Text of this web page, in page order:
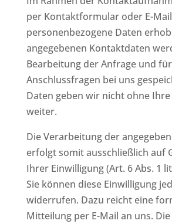
per Kontaktformular oder E-
personenbezogene Daten
angegebenen Kontaktdaten
Bearbeitung der Anfrage und
Anschlussfragen bei uns
Daten geben wir nicht ohne
weiter.
Die Verarbeitung der
erfolgt somit ausschließlich auf
Ihrer Einwilligung (Art. 6 Abs. 1
Sie können diese Einwilligung
widerrufen. Dazu reicht eine
Mitteilung per E-Mail an uns. Die